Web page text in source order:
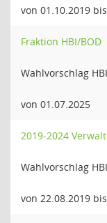
von 01.10.2019
Fraktion HBI/BOD
Wahlvorschlag
von 01.07.2025
2019-2024
Wahlvorschlag
von 22.08.2019